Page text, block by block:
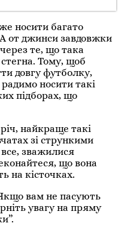
носити багато
от джинси завдовжки
те, що така
Тому, щоб
довгу футболку,
носити такі
підборах, що
найкраще такі
зі стрункими
зважилися
що вона
на кісточках.
вам не пасують
увагу на пряму